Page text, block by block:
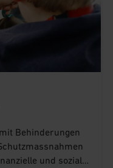
Behinderungen
und soziale